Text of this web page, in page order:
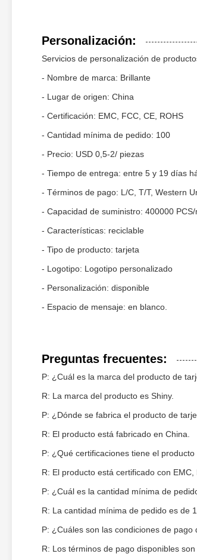
Personalización:
Servicios de personalización de
- Nombre de marca: Brillante
- Lugar de origen: China
- Certificación: EMC, FCC, CE, ROHS
- Cantidad mínima de pedido: 100
- Precio: USD 0,5-2/ piezas
- Tiempo de entrega: entre 5 y 19 días
- Términos de pago: L/C, T/T, Western
- Capacidad de suministro: 400000 PCS/
- Características: reciclable
- Tipo de producto: tarjeta
- Logotipo: Logotipo personalizado
- Personalización: disponible
- Espacio de mensaje: en blanco.
Preguntas frecuentes:
P: ¿Cuál es la marca del producto de
R: La marca del producto es Shiny.
P: ¿Dónde se fabrica el producto de
R: El producto está fabricado en China.
P: ¿Qué certificaciones tiene el
R: El producto está certificado con EMC,
P: ¿Cuál es la cantidad mínima de
R: La cantidad mínima de pedido es de
P: ¿Cuáles son las condiciones de
R: Los términos de pago disponibles